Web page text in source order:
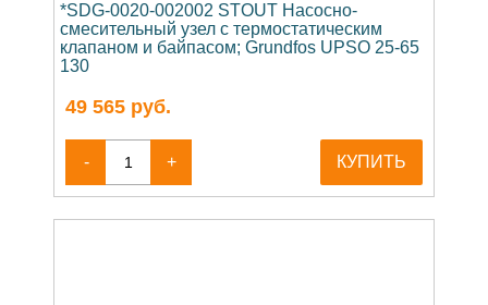
*SDG-0020-002002 STOUT Насосно-
смесительный узел с термостатическим
клапаном и байпасом; Grundfos UPSO 25-65
130
49 565 руб.
- + КУПИТЬ